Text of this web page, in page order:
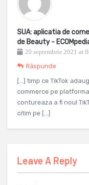
SUA: aplicatia de
de Beauty -
20 septembrie 2021 at
Răspunde
[…] timp ce TikTok
commerce pe
contureaza a fi noul
citim pe […]
Leave A Reply